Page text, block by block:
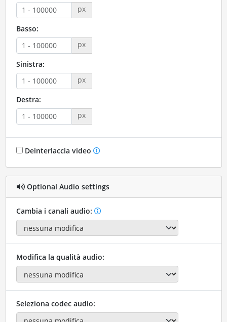
px
Basso:
px
Sinistra:
px
Destra:
px
Deinterlaccia video
Optional Audio settings
Cambia i canali audio:
Modifica la qualità audio:
Seleziona codec audio: